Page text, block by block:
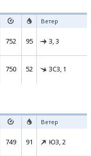
Ветер
752 95 З, 3
750 52 ЗСЗ, 1
Ветер
749 91 ЮЗ, 2